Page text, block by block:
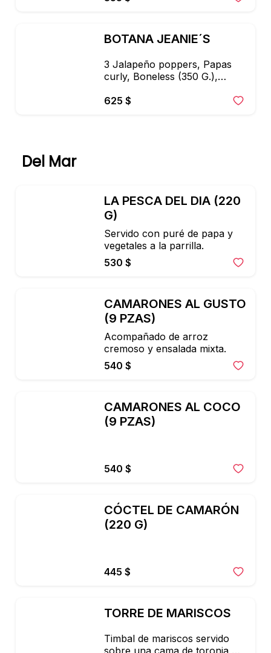
BOTANA JEANIE´S
3 Jalapeño poppers, Papas
curly, Boneless (350 G.),
aderezos ranch, pomodoro y
625 $
Del Mar
LA PESCA DEL DIA (220
G)
Servido con puré de papa y
vegetales a la parrilla.
530 $
CAMARONES AL GUSTO
(9 PZAS)
Acompañado de arroz
cremoso y ensalada mixta.
540 $
CAMARONES AL COCO
(9 PZAS)
540 $
CÓCTEL DE CAMARÓN
(220 G)
445 $
TORRE DE MARISCOS
Timbal de mariscos servido
sobre una cama de toronja,